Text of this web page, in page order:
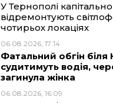
У Тернополі капітально
відремонтують
чотирьох локаціях
06.08.2026, 17:14
Фатальний обгін біля
судитимуть водія,
загинула жінка
06.08.2026, 16:09